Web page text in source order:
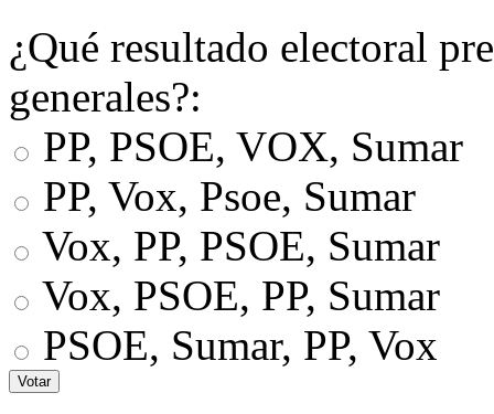
¿Qué resultado electoral
generales?:
PP, PSOE, VOX, Sumar
PP, Vox, Psoe, Sumar
Vox, PP, PSOE, Sumar
Vox, PSOE, PP, Sumar
PSOE, Sumar, PP, Vox